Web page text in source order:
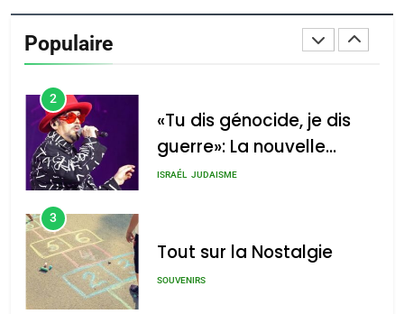
articles
Populaire
2
«Tu dis génocide, je dis
guerre»: La nouvelle
chanson de Boy George
ISRAÉL JUDAISME
3
Tout sur la Nostalgie
SOUVENIRS